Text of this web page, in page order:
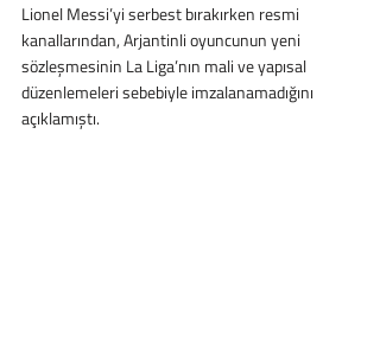
Lionel Messi’yi serbest bırakırken resmi
kanallarından, Arjantinli oyuncunun yeni
sözleşmesinin La Liga’nın mali ve yapısal
düzenlemeleri sebebiyle imzalanamadığını
açıklamıştı.